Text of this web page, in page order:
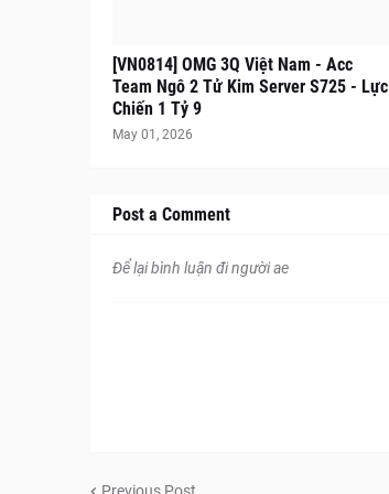
[VN0814] OMG 3Q Việt Nam - Acc
Team Ngô 2 Tử Kim Server S725 - Lực
Chiến 1 Tỷ 9
May 01, 2026
Post a Comment
Để lại bình luận đi người ae
Previous Post